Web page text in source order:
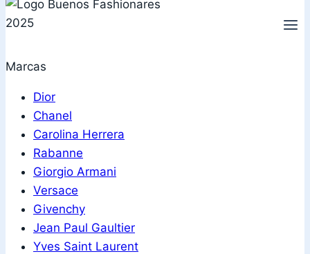
Marcas
Dior
Chanel
Carolina Herrera
Rabanne
Giorgio Armani
Versace
Givenchy
Jean Paul Gaultier
Yves Saint Laurent